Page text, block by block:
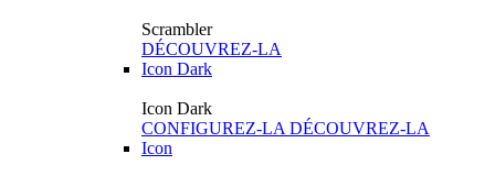
Scrambler
DÉCOUVREZ-LA
Icon Dark
Icon Dark
CONFIGUREZ-LA DÉCOUVREZ-LA
Icon